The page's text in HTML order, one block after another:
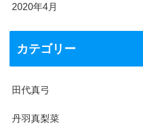
2020年4月
カテゴリー
田代真弓
丹羽真梨菜